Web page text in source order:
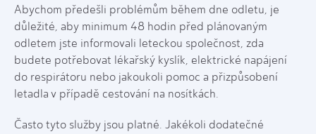
Abychom předešli problémům během dne odletu, je
důležité, aby minimum 48 hodin před plánovaným
odletem jste informovali leteckou společnost, zda
budete potřebovat lékařský kyslík, elektrické napájení
do respirátoru nebo jakoukoli pomoc a přizpůsobení
letadla v případě cestování na nosítkách.
Často tyto služby jsou platné. Jakékoli dodatečné